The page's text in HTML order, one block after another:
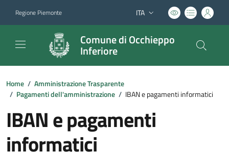
Regione Piemonte Lingua attiva:
ITA
Comune di Occhieppo
Inferiore
Home / Amministrazione Trasparente
/ Pagamenti dell'amministrazione / IBAN e pagamenti informatici
IBAN e pagamenti
informatici